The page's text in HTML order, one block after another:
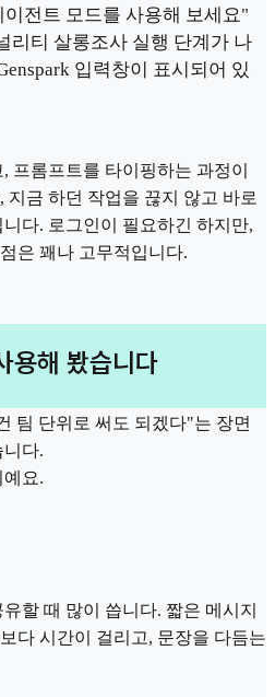
이전트 모드를 사용해 보세요"
리티 살롱조사 실행 단계가 나
입력창이 표시되어 있
프롬프트를 타이핑하는 과정이
지금 하던 작업을 끊지 않고 바로
다. 로그인이 필요하긴 하지만,
은 꽤나 고무적입니다.
용해 봤습니다
팀 단위로 써도 되겠다"는 장면
다.
요.
할 때 많이 씁니다. 짧은 메시지
다 시간이 걸리고, 문장을 다듬는